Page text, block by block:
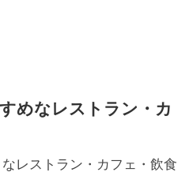
めなレストラン・カ
レストラン・カフェ・飲食